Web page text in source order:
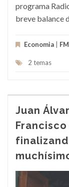
programa
breve balance
Economia |
2 temas
Juan
Francisco